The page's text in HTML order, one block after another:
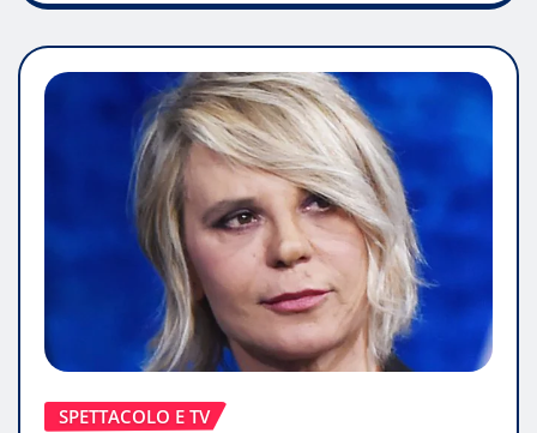
SPETTACOLO E TV